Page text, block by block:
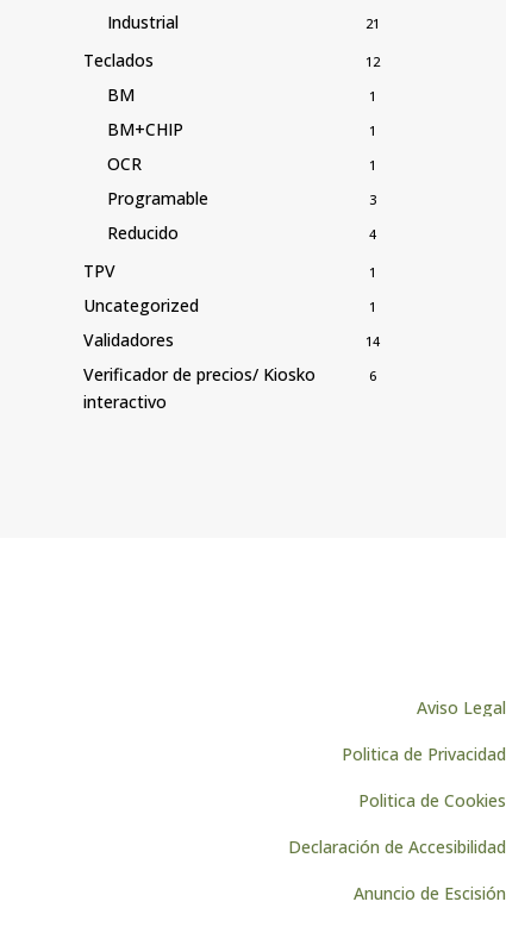
Industrial 21
Teclados 12
BM 1
BM+CHIP 1
OCR 1
Programable 3
Reducido 4
TPV 1
Uncategorized 1
Validadores 14
Verificador de precios/ Kiosko
interactivo
6
Aviso Legal
Politica de Privacidad
Politica de Cookies
Declaración de Accesibilidad
Anuncio de Escisión